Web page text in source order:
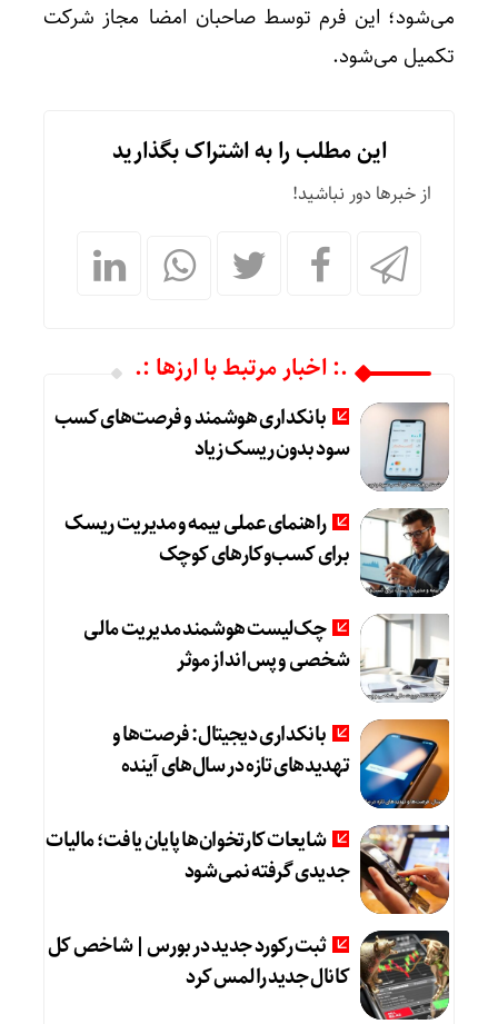
می‌شود؛ این فرم توسط صاحبان امضا مجاز شرکت
تکمیل می‌شود.
این مطلب را به اشتراک بگذارید
از خبرها دور نباشید!
.: اخبار مرتبط با ارزها :.
بانکداری هوشمند و فرصت‌های کسب
سود بدون ریسک زیاد
راهنمای عملی بیمه و مدیریت ریسک
برای کسب‌وکارهای کوچک
چک‌لیست هوشمند مدیریت مالی
شخصی و پس‌انداز موثر
بانکداری دیجیتال: فرصت‌ها و
تهدیدهای تازه در سال‌های آینده
شایعات کارتخوان‌ها پایان یافت؛ مالیات
جدیدی گرفته نمی‌شود
ثبت رکورد جدید در بورس | شاخص کل
کانال جدید را لمس کرد